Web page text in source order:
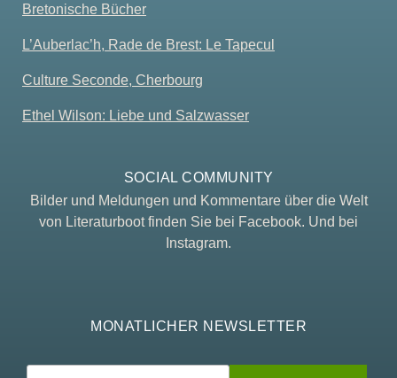
Bretonische Bücher
L’Auberlac’h, Rade de Brest: Le Tapecul
Culture Seconde, Cherbourg
Ethel Wilson: Liebe und Salzwasser
SOCIAL COMMUNITY
Bilder und Meldungen und Kommentare über die Welt
von Literaturboot finden Sie bei Facebook. Und bei
Instagram.
MONATLICHER NEWSLETTER